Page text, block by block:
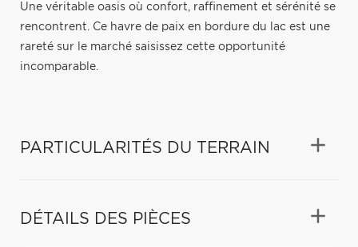
Une véritable oasis où confort, raffinement et sérénité se
rencontrent. Ce havre de paix en bordure du lac est une
rareté sur le marché saisissez cette opportunité
incomparable.
PARTICULARITÉS DU TERRAIN
DÉTAILS DES PIÈCES